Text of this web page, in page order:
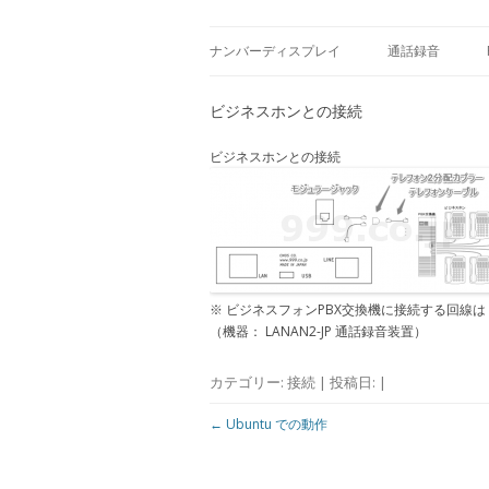
USBナンバーディス
ナンバーディスプレイ 通話録音
ビジネスホンとの接続
ビジネスホンとの接続
※ ビジネスフォンPBX交換機に接続する回線
（機器： LANAN2-JP 通話録音装置）
カテゴリー: 接続 | 投稿日: |
投
← Ubuntu での動作